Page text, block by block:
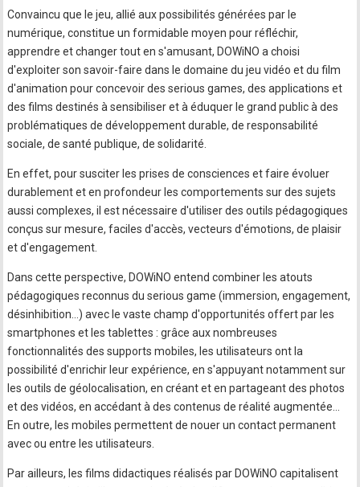
Convaincu que le jeu, allié aux possibilités générées par le
numérique, constitue un formidable moyen pour réfléchir,
apprendre et changer tout en s'amusant, DOWiNO a choisi
d'exploiter son savoir-faire dans le domaine du jeu vidéo et du film
d'animation pour concevoir des serious games, des applications et
des films destinés à sensibiliser et à éduquer le grand public à des
problématiques de développement durable, de responsabilité
sociale, de santé publique, de solidarité.
En effet, pour susciter les prises de consciences et faire évoluer
durablement et en profondeur les comportements sur des sujets
aussi complexes, il est nécessaire d'utiliser des outils pédagogiques
conçus sur mesure, faciles d'accès, vecteurs d'émotions, de plaisir
et d'engagement.
Dans cette perspective, DOWiNO entend combiner les atouts
pédagogiques reconnus du serious game (immersion, engagement,
désinhibition…) avec le vaste champ d'opportunités offert par les
smartphones et les tablettes : grâce aux nombreuses
fonctionnalités des supports mobiles, les utilisateurs ont la
possibilité d'enrichir leur expérience, en s'appuyant notamment sur
les outils de géolocalisation, en créant et en partageant des photos
et des vidéos, en accédant à des contenus de réalité augmentée…
En outre, les mobiles permettent de nouer un contact permanent
avec ou entre les utilisateurs.
Par ailleurs, les films didactiques réalisés par DOWiNO capitalisent